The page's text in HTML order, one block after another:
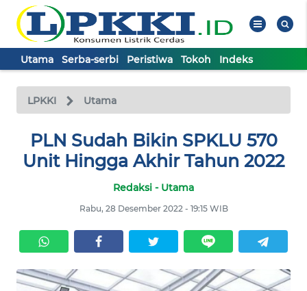
Utama Serba-serbi Peristiwa Tokoh Indeks
LPKKI Utama
PLN Sudah Bikin SPKLU 570
Unit Hingga Akhir Tahun 2022
Redaksi - Utama
Rabu, 28 Desember 2022 - 19:15 WIB
TV
Tutup
UTAMA
PERISTIWA
TOKOH